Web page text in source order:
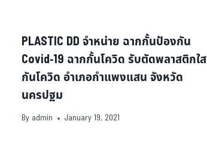
PLASTIC DD จำหน่าย ฉากกั้นป้องกัน
Covid-19 ฉากกั้นโควิด รับตัดพลาสติกใส
กันโควิด อำเภอกำแพงแสน จังหวัด
นครปฐม
By admin January 19, 2021